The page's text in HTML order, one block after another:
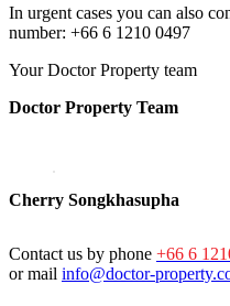
In urgent cases you can also
number: +66 6 1210 0497
Your Doctor Property team
Doctor Property Team
Cherry Songkhasupha
Contact us by phone +66 6
or mail info@doctor-